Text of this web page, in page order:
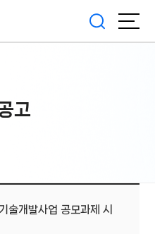
고
개발사업 공모과제 시